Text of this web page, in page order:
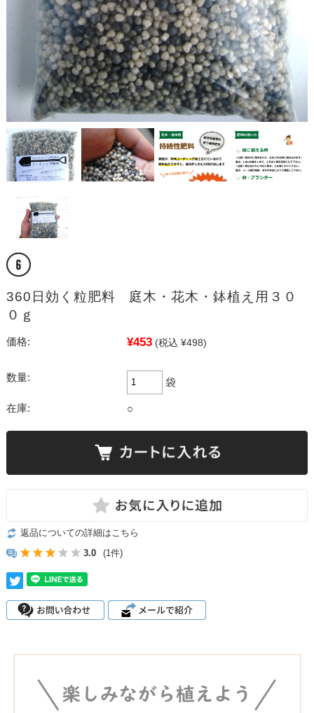
360日効く粒肥料 庭木・花木・鉢植え用３０
０ｇ
価格: ¥453 (税込 ¥498)
数量: 袋
在庫: ○
返品についての詳細はこちら
3.0 (1件)